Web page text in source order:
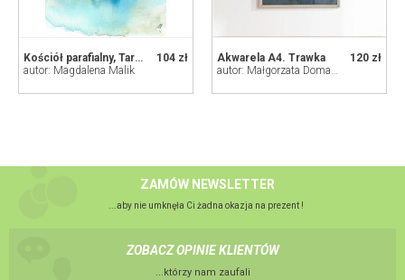
104 zł
Kościół parafialny, Tarnowskie Góry - akwarela
autor: Magdalena Malik
120 zł
Akwarela A4. Trawka
autor: Małgorzata Domańska ART
ZAMÓW NEWSLETTER
...aby nie umknęła Ci żadna okazja na prezent !
ZOBACZ OPINIE KLIENTÓW
...którzy nam zaufali